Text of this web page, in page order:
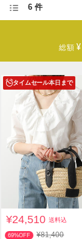
6 件
総額 ¥
タイムセール本日まで
¥24,510送料込
69%OFF ¥81,400